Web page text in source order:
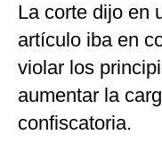
La corte dijo en
artículo iba en
violar los
aumentar la
confiscatoria.